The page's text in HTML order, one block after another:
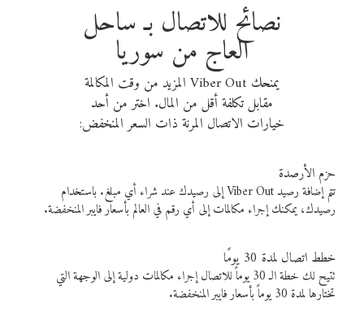
نصائح للاتصال بـ ساحل
العاج من سوريا
يمنحك Viber Out المزيد من وقت المكالمة
مقابل تكلفة أقل من المال. اختر من أحد
خيارات الاتصال المرنة ذات السعر المنخفض:
حزم الأرصدة
تتم إضافة رصيد Viber Out إلى رصيدك عند شراء أي مبلغ. باستخدام
رصيدك، يمكنك إجراء مكالمات إلى أي رقم في العالم بأسعار فايبر المنخفضة.
خطط اتصال لمدة 30 يومًا
تتيح لك خطة الـ 30 يوماً للاتصال إجراء مكالمات دولية إلى الوجهة التي
تختارها لمدة 30 يوماً بأسعار فايبر المنخفضة.